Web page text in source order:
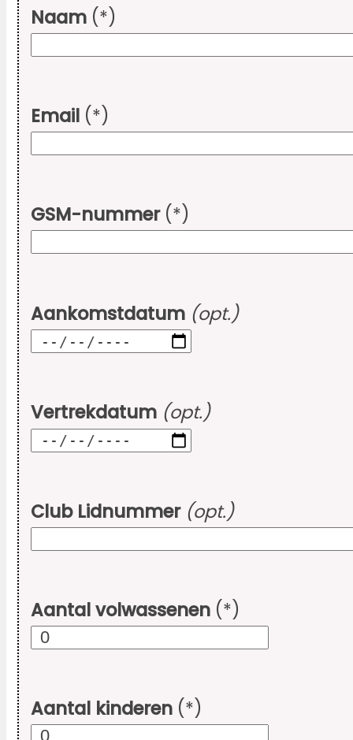
Naam (*)
Email (*)
GSM-nummer(*)
Aankomstdatum (opt.)
Vertrekdatum (opt.)
Club Lidnummer (opt.)
Aantal volwassenen (*)
Aantal kinderen (*)